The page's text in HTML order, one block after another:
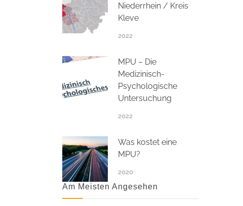
Niederrhein / Kreis
Kleve
2022
MPU – Die
Medizinisch-
Psychologische
Untersuchung
2022
Was kostet eine
MPU?
2020
Am Meisten Angesehen